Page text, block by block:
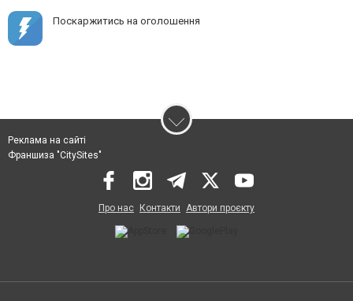
Поскаржитись на оголошення
Реклама на сайті
Франшиза "CitySites"
Про нас Контакти Автори проєкту